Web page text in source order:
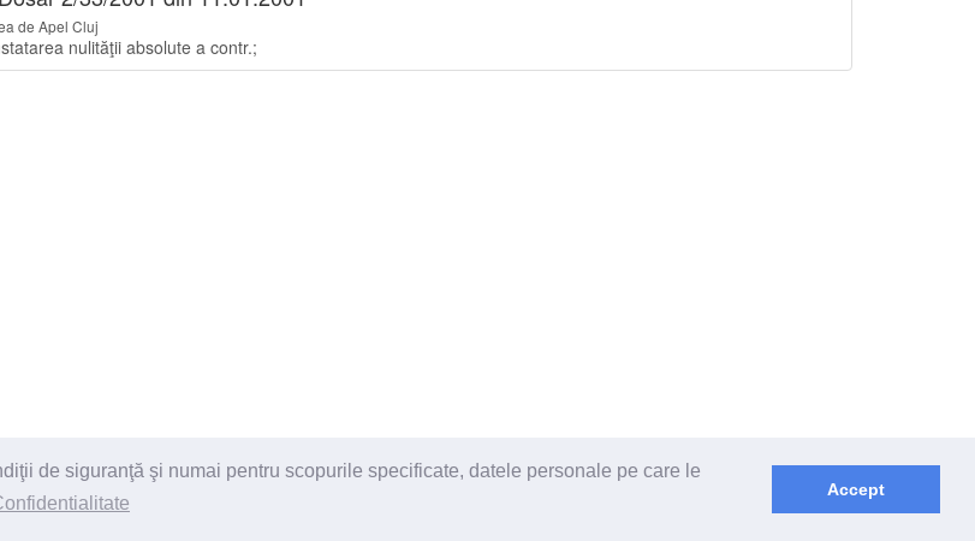
de siguranţă şi numai pentru scopurile specificate, datele personale pe care le
Accept
de Apel Cluj
nulităţii absolute a contr.;